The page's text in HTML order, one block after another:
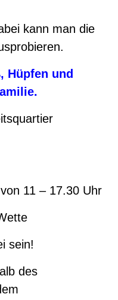
kann man die
Hüpfen und
11 – 17.30 Uhr
sein!
des